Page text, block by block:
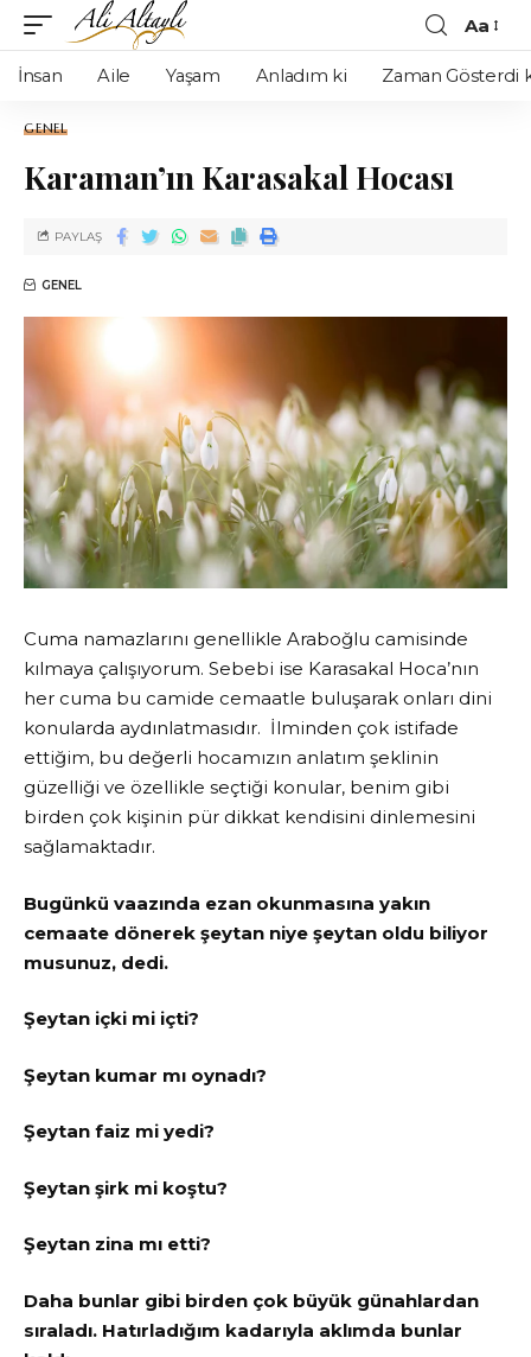
Aa
İnsan Aile Yaşam Anladım ki Zaman Gösterdi
GENEL
Karaman’ın Karasakal Hocası
GENEL
PAYLAŞ
Cuma namazlarını genellikle Araboğlu camisinde
kılmaya çalışıyorum. Sebebi ise Karasakal Hoca’nın
her cuma bu camide cemaatle buluşarak onları dini
konularda aydınlatmasıdır. İlminden çok istifade
ettiğim, bu değerli hocamızın anlatım şeklinin
güzelliği ve özellikle seçtiği konular, benim gibi
birden çok kişinin pür dikkat kendisini dinlemesini
sağlamaktadır.
Bugünkü vaazında ezan okunmasına yakın
cemaate dönerek şeytan niye şeytan oldu biliyor
musunuz, dedi.
Şeytan içki mi içti?
Şeytan kumar mı oynadı?
Şeytan faiz mi yedi?
Şeytan şirk mi koştu?
Şeytan zina mı etti?
Daha bunlar gibi birden çok büyük günahlardan
sıraladı. Hatırladığım kadarıyla aklımda bunlar